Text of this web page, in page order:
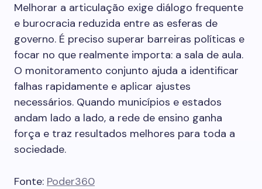
Melhorar a articulação exige diálogo frequente
e burocracia reduzida entre as esferas de
governo. É preciso superar barreiras políticas e
focar no que realmente importa: a sala de aula.
O monitoramento conjunto ajuda a identificar
falhas rapidamente e aplicar ajustes
necessários. Quando municípios e estados
andam lado a lado, a rede de ensino ganha
força e traz resultados melhores para toda a
sociedade.
Fonte: Poder360